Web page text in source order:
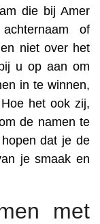
die bij Amer
of
niet over het
u op aan om
in te winnen,
het ook zij,
de namen te
dat je de
je smaak en
met